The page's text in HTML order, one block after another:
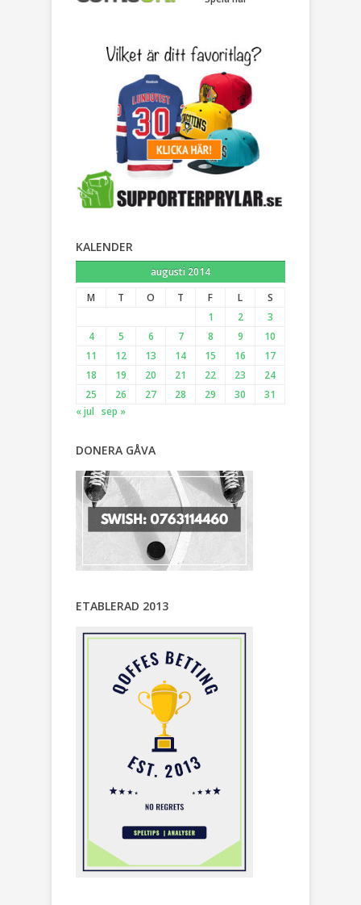
KALENDER
augusti 2014
M
T O T F L
S
1
2
3
4
5 6 7 8 9
10
11
12 13 14 15 16
17
18
19 20 21 22 23
24
25
26 27 28 29 30
31
« jul sep »
DONERA GÅVA
ETABLERAD 2013